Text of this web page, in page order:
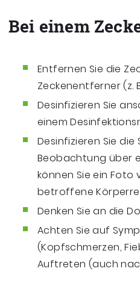
Bei einem
Entfernen Sie die
Zeckenentferner (z.
Desinfizieren Sie
einem
Desinfizieren Sie
Beobachtung über
können Sie ein
betroffene
Denken Sie an die
Achten Sie auf
(Kopfschmerzen,
Auftreten (auch